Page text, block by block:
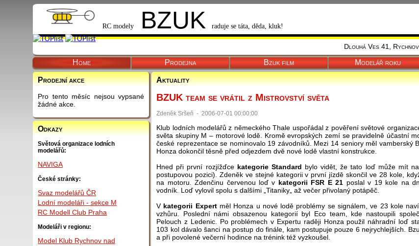
RC modelyBZUK raduje se táta, děda, kluk!
Dlouhá Ves 41,
Home Prodejna Bzuk film Modelář roku
Prodejní akce
Pro tento měsíc nejsou vypsané
žádné akce.
Odkazy
Světová organizace lodních
modelářů:
NAVIGA
České stránky:
Svaz modelářů ČR
Lodní modeláři - sekce M
RC Modell Club Praha
Modeláři v regionu:
Model Klub Rychnov nad
Aktuality
BZUK team se vrátil z Mistrovství světa
Zdeněk Sršeň - 2006-07-01 00:00:00
Klub lodních modelářů z německého Thale uspořádal z pověření světové
světa skupiny M – motorové lodě. Kromě evropských zemí se pravidelně účastní
české reprezentace se nominovalo 19 závodníků. Mezi 14 seniory měl vamberský
Honza dokončil těsně před odjezdem dvě nové lodě vlastní konstrukce.
Hned při první rozjížďce kategorie Standard bylo vidět, že tato loď může mít
postupovou pozici). Zdeněk ve stejné kategorii v první jízdě skončil ve 28 kole,
na motoru. Zdenčinu červenou loď v kategorii FSR E 21 poslal v 19 kole na
vodník. Loď vylovil spolu s dalšími „Titaniky„ až večer přivolaný potápěč.
V kategorii Expertměl Honza u nové lodě problémy se signálem, ve 23 kole
vzhůru. Poslední námi obsazenou kategorií byl Eco team, kde nastoupili
Pelouch z Ledenic. Po problémech v Expertu raději Honza použil náhradní loď
103 kol dávalo šanci na postup do finále, kam postupuje pouze 6 nejrychlejších.
a při povolené večerní hodince na trénink též vyzkoušel.